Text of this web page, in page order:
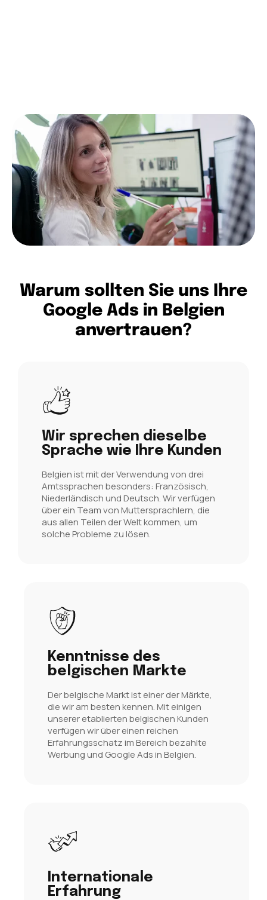
Warum sollten Sie uns Ihre
Google Ads in Belgien
anvertrauen?
Wir sprechen dieselbe
Sprache wie Ihre Kunden
Belgien ist mit der Verwendung von drei
Amtssprachen besonders: Französisch,
Niederländisch und Deutsch. Wir verfügen
über ein Team von Muttersprachlern, die
aus allen Teilen der Welt kommen, um
solche Probleme zu lösen.
Kenntnisse des
belgischen Markte
Der belgische Markt ist einer der Märkte,
die wir am besten kennen. Mit einigen
unserer etablierten belgischen Kunden
verfügen wir über einen reichen
Erfahrungsschatz im Bereich bezahlte
Werbung und Google Ads in Belgien.
Internationale
Erfahrung